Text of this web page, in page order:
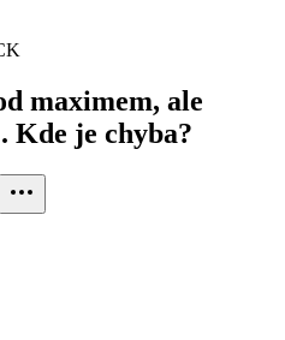
maximem, ale
Kde je chyba?